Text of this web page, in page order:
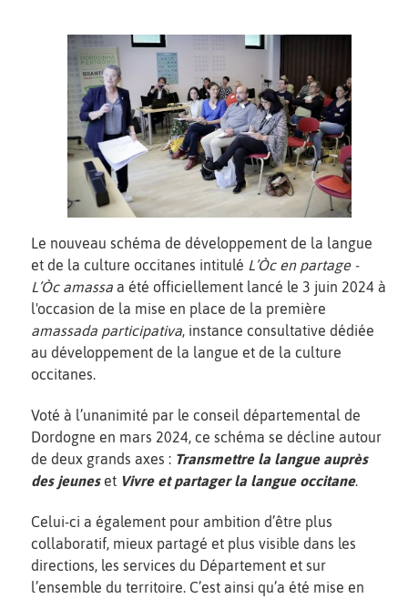
Le nouveau schéma de développement de la langue
et de la culture occitanes intitulé L’Òc en partage -
L’Òc amassa a été officiellement lancé le 3 juin 2024 à
l'occasion de la mise en place de la première
amassada participativa, instance consultative dédiée
au développement de la langue et de la culture
occitanes.
Voté à l’unanimité par le conseil départemental de
Dordogne en mars 2024, ce schéma se décline autour
de deux grands axes : Transmettre la langue auprès
des jeunes et Vivre et partager la langue occitane.
Celui-ci a également pour ambition d’être plus
collaboratif, mieux partagé et plus visible dans les
directions, les services du Département et sur
l’ensemble du territoire. C’est ainsi qu’a été mise en